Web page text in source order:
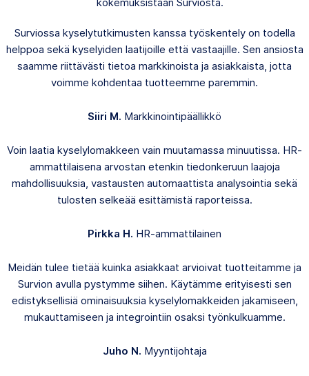
Surviossa kyselytutkimusten kanssa työskentely on todella
helppoa sekä kyselyiden laatijoille että vastaajille. Sen ansiosta
saamme riittävästi tietoa markkinoista ja asiakkaista, jotta
voimme kohdentaa tuotteemme paremmin.
Siiri M. Markkinointipäällikkö
Voin laatia kyselylomakkeen vain muutamassa minuutissa. HR-
ammattilaisena arvostan etenkin tiedonkeruun laajoja
mahdollisuuksia, vastausten automaattista analysointia sekä
tulosten selkeää esittämistä raporteissa.
Pirkka H. HR-ammattilainen
Meidän tulee tietää kuinka asiakkaat arvioivat tuotteitamme ja
Survion avulla pystymme siihen. Käytämme erityisesti sen
edistyksellisiä ominaisuuksia kyselylomakkeiden jakamiseen,
mukauttamiseen ja integrointiin osaksi työnkulkuamme.
Juho N. Myyntijohtaja